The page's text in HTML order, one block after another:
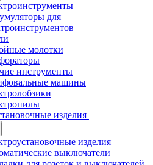
для
молотки
инструменты
машины
изделия
изделия
выключатели